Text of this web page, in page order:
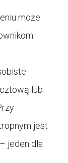
może
lub
jest
jeden dla